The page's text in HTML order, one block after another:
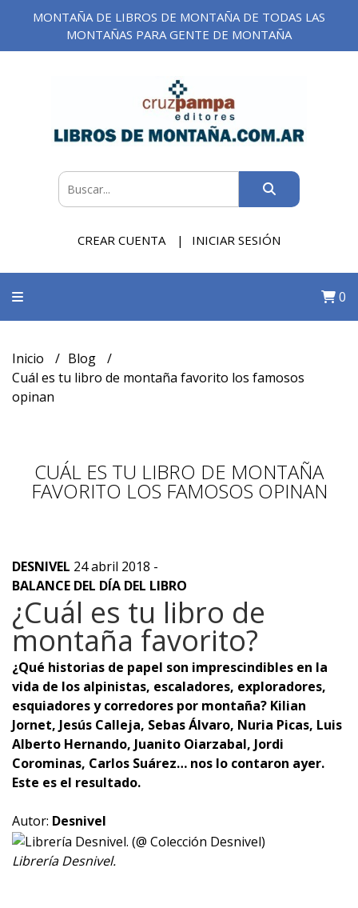
MONTAÑA DE LIBROS DE MONTAÑA DE TODAS LAS
MONTAÑAS PARA GENTE DE MONTAÑA
CREAR CUENTA INICIAR SESIÓN
0
Inicio
Blog
Cuál es tu libro de montaña favorito los famosos
opinan
CUÁL ES TU LIBRO DE MONTAÑA
FAVORITO LOS FAMOSOS OPINAN
DESNIVEL 24 abril 2018 -
BALANCE DEL DÍA DEL LIBRO
¿Cuál es tu libro de
montaña favorito?
¿Qué historias de papel son imprescindibles en la
vida de los alpinistas, escaladores, exploradores,
esquiadores y corredores por montaña? Kilian
Jornet, Jesús Calleja, Sebas Álvaro, Nuria Picas, Luis
Alberto Hernando, Juanito Oiarzabal, Jordi
Corominas, Carlos Suárez… nos lo contaron ayer.
Este es el resultado.
Autor: Desnivel
Librería Desnivel.